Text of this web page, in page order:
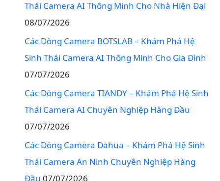
Thái Camera AI Thông Minh Cho Nhà Hiện Đại
08/07/2026
Các Dòng Camera BOTSLAB – Khám Phá Hệ
Sinh Thái Camera AI Thông Minh Cho Gia Đình
07/07/2026
Các Dòng Camera TIANDY – Khám Phá Hệ Sinh
Thái Camera AI Chuyên Nghiệp Hàng Đầu
07/07/2026
Các Dòng Camera Dahua – Khám Phá Hệ Sinh
Thái Camera An Ninh Chuyên Nghiệp Hàng
Đầu 07/07/2026